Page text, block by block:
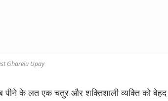
Gharelu Upay
के लत एक चतुर और शक्तिशाली व्यक्ति को बेहद